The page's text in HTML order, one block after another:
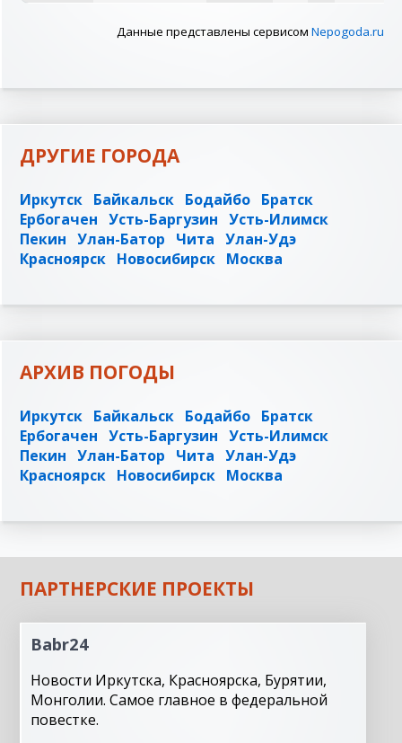
Данные представлены сервисом Nepogoda.ru
ДРУГИЕ ГОРОДА
Иркутск Байкальск Бодайбо Братск
Ербогачен Усть-Баргузин Усть-Илимск
Пекин Улан-Батор Чита Улан-Удэ
Красноярск Новосибирск Москва
АРХИВ ПОГОДЫ
Иркутск Байкальск Бодайбо Братск
Ербогачен Усть-Баргузин Усть-Илимск
Пекин Улан-Батор Чита Улан-Удэ
Красноярск Новосибирск Москва
ПАРТНЕРСКИЕ ПРОЕКТЫ
Babr24
Новости Иркутска, Красноярска, Бурятии,
Монголии. Самое главное в федеральной
повестке.